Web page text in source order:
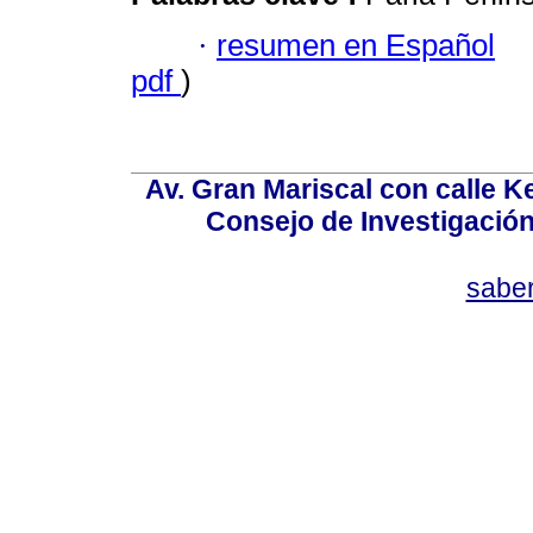
· resumen en Español
pdf )
Av. Gran Mariscal con calle
Consejo de